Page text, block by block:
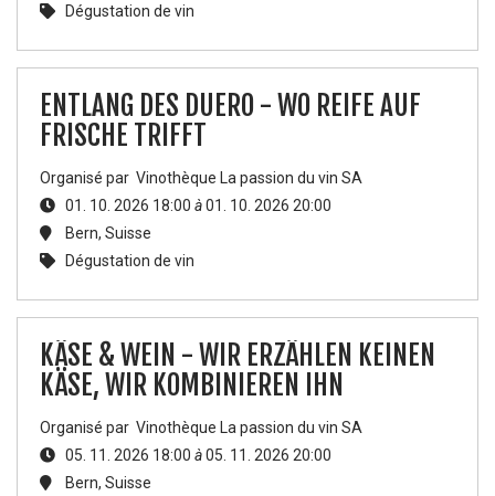
Dégustation de vin
ENTLANG DES DUERO - WO REIFE AUF
FRISCHE TRIFFT
Organisé par Vinothèque La passion du vin SA
01. 10. 2026 18:00 à01. 10. 2026 20:00
Bern, Suisse
Dégustation de vin
KÄSE & WEIN - WIR ERZÄHLEN KEINEN
KÄSE, WIR KOMBINIEREN IHN
Organisé par Vinothèque La passion du vin SA
05. 11. 2026 18:00 à05. 11. 2026 20:00
Bern, Suisse